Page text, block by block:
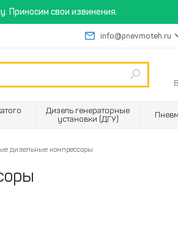
свои извинения.
info@pnevmoteh.ru
Дизель генераторные
установки (ДГУ)
дизельные компрессоры